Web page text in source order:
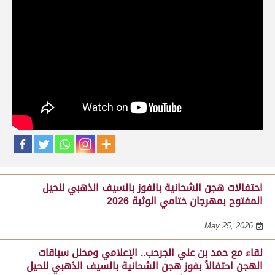
المنظمة لسباق الهجن، احتفالاً بفوز هجن
بميدان الوثبة 22-05-2026
احتفالات هجن الشحانية بالفوز بالسيف الذهبي للحيل
المفتوح بمهرجان ختامي الوثبة 2026
May 25, 2026
لقاء مع حمد بن علي الجرحب.. الإعلامي ومحلل سباقات
الهجن احتفالاً بفوز هجن الشحانية بالسيف الذهبي للحيل